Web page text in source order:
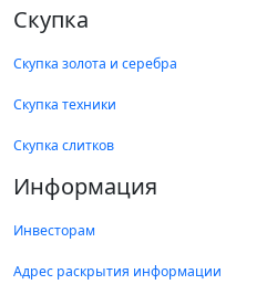
Скупка
Скупка золота и серебра
Скупка техники
Скупка слитков
Информация
Инвесторам
Адрес раскрытия информации